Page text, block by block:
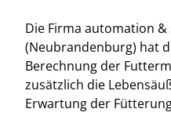
Die Firma automation
(Neubrandenburg) hat
Berechnung der
zusätzlich die
Erwartung der